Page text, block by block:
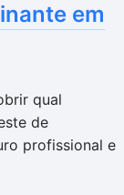
em
qual
de
profissional e